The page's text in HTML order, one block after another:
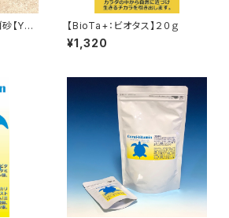
【Yon
/ siz
【BioTa+：ビオタス】２０ｇ
¥1,320